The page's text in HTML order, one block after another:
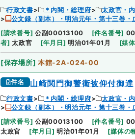
行政文書 ＊内閣・総理府 太政官・
公文録（副本）・明治元年・第十三巻・
[請求番号] 公副00013100 [件名番号]
者] 太政官 [年月日] 明治01年01月 [媒
[保存場所] 本館-2A-024-00
件名 山崎関門御警衛被仰付御達
行政文書 ＊内閣・総理府 太政官・
公文録（副本）・明治元年・第十三巻・
[請求番号] 公副00013100 [件名番号]
太政官
[年月日] 明治01年01月 [媒体の